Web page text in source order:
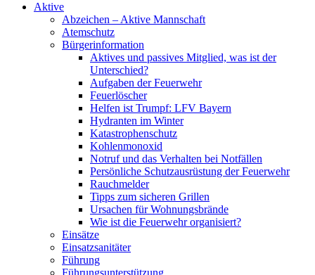
Aktive
Abzeichen – Aktive Mannschaft
Atemschutz
Bürgerinformation
Aktives und passives Mitglied, was ist der
Unterschied?
Aufgaben der Feuerwehr
Feuerlöscher
Helfen ist Trumpf: LFV Bayern
Hydranten im Winter
Katastrophenschutz
Kohlenmonoxid
Notruf und das Verhalten bei Notfällen
Persönliche Schutzausrüstung der Feuerwehr
Rauchmelder
Tipps zum sicheren Grillen
Ursachen für Wohnungsbrände
Wie ist die Feuerwehr organisiert?
Einsätze
Einsatzsanitäter
Führung